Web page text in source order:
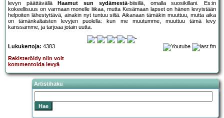
levyn päättävällä
Haamut sun sydämestä-biisillä, omalla suosikillani. Es:in
kokeellisuus on varmaan monelle liikaa, mutta Kesämaan lapset on hänen levyistään
helpoiten lähestyttävä, ainakin nyt tuntuu siltä. Aikanaan tämäkin muuttuu, mutta aika
on tämänkaltaisten levyjen puolella: kun me muutumme, muuttuu tämä levy
kanssamme, ja tarjoaa jotain uutta.
Lukukertoja: 4383
Rekisteröidy niin voit
kommentoida levyä
Artistihaku